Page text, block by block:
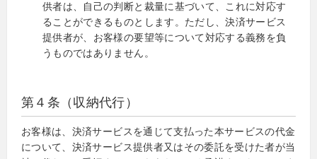
供者は、自己の判断と裁量に基づいて、これに対応す
ることができるものとします。ただし、決済サービス
提供者が、お客様の要望等について対応する義務を負
うものではありません。
第４条（収納代行）
お客様は、決済サービスを通じて支払った本サービスの代金
について、決済サービス提供者又はその委託を受けた者が当